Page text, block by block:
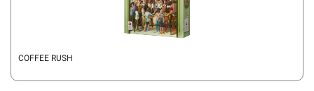
COFFEE RUSH